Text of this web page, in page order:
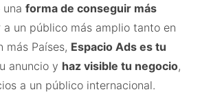
forma de conseguir más
a un público más amplio tanto en
más Países, Espacio Ads es tu
anuncio y haz visible tu negocio,
a un público internacional.